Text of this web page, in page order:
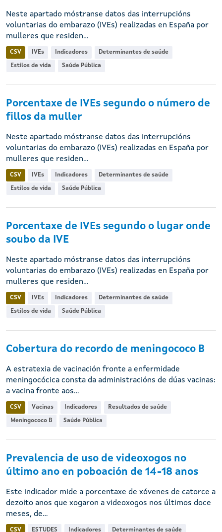
Neste apartado móstranse datos das interrupcións
voluntarias do embarazo (IVEs) realizadas en España por
mulleres que residen...
CSV IVEs Indicadores Determinantes de saúde
Estilos de vida Saúde Pública
Porcentaxe de IVEs segundo o número de
fillos da muller
Neste apartado móstranse datos das interrupcións
voluntarias do embarazo (IVEs) realizadas en España por
mulleres que residen...
CSV IVEs Indicadores Determinantes de saúde
Estilos de vida Saúde Pública
Porcentaxe de IVEs segundo o lugar onde
soubo da IVE
Neste apartado móstranse datos das interrupcións
voluntarias do embarazo (IVEs) realizadas en España por
mulleres que residen...
CSV IVEs Indicadores Determinantes de saúde
Estilos de vida Saúde Pública
Cobertura do recordo de meningococo B
A estratexia de vacinación fronte a enfermidade
meningocócica consta da administracións de dúas vacinas:
a vacina fronte aos...
CSV Vacinas Indicadores Resultados de saúde
Meningococo B Saúde Pública
Prevalencia de uso de videoxogos no
último ano en poboación de 14-18 anos
Este indicador mide a porcentaxe de xóvenes de catorce a
dezoito anos que xogaron a videoxogos nos últimos doce
meses, de...
CSV ESTUDES Indicadores Determinantes de saúde